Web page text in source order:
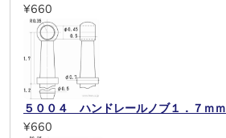
¥660
５００４ ハンドレールノブ１．７ｍｍ
¥660